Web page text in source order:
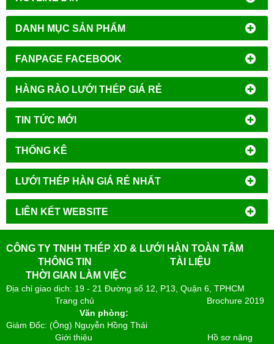
DANH MỤC SẢN PHẨM
FANPAGE FACEBOOK
HÀNG RÀO LƯỚI THÉP GIÁ RẺ
TIN TỨC MỚI
THỐNG KÊ
LƯỚI THÉP HÀN GIÁ RẺ NHẤT
LIÊN KẾT WEBSITE
CÔNG TY TNHH THÉP XD & LƯỚI HÀN TOÀN TÂM
THÔNG TIN
TÀI LIỆU
THỜI GIAN LÀM VIỆC
Địa chỉ giao dịch: 19 - 21 Đường số 12, P13, Quận 6, TPHCM
Trang chủ
Brochure 2019
Văn phòng:
Giám Đốc: (Ông) Nguyễn Hồng Thái
Giới thiệu
Hồ sơ năng